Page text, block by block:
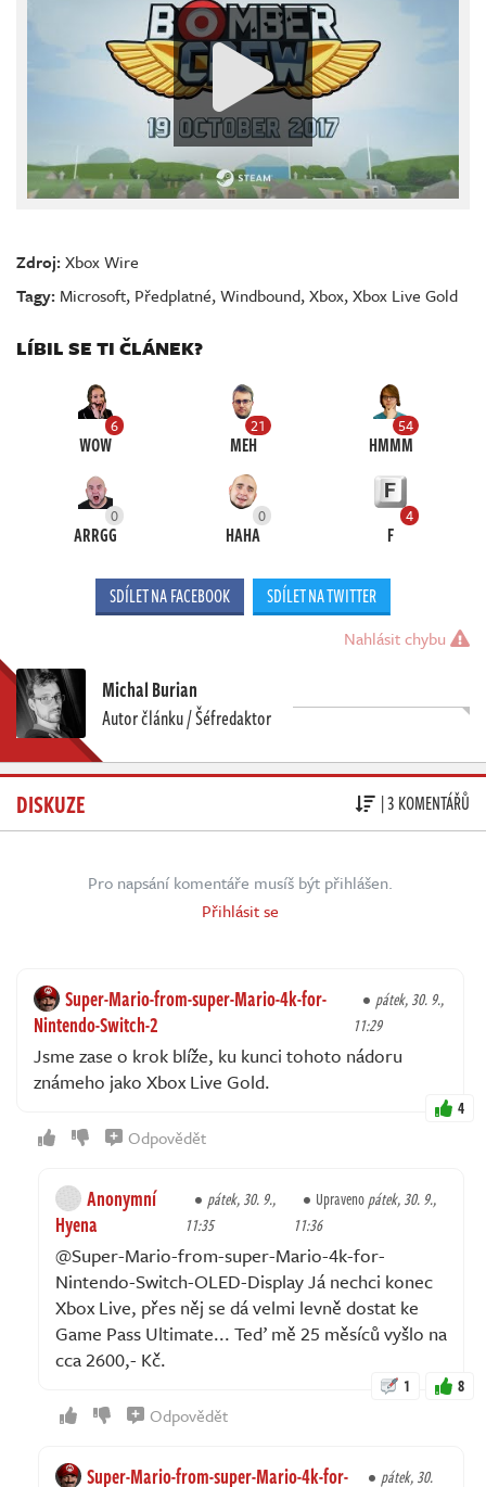
Zdroj:Xbox Wire
Tagy: Microsoft, Předplatné,Windbound,Xbox,Xbox Live Gold
LÍBIL SE TI ČLÁNEK?
6
WOW
21
MEH
54
HMMM
0
ARRGG
0
HAHA
4
F
SDÍLET NA FACEBOOK SDÍLET NA TWITTER
Nahlásit chybu
Michal Burian
Autor článku / Šéfredaktor
DISKUZE | 3 KOMENTÁŘŮ
Pro napsání komentáře musíš být přihlášen.
Přihlásit se
Super-Mario-from-super-Mario-4k-for-
Nintendo-Switch-2
pátek, 30. 9.,
11:29
Jsme zase o krok blíže, ku kunci tohoto nádoru
známeho jako Xbox Live Gold.
4
Odpovědět
Anonymní
Hyena
pátek, 30. 9.,
11:35
Upravenopátek, 30. 9.,
11:36
@Super-Mario-from-super-Mario-4k-for-
Nintendo-Switch-OLED-Display Já nechci konec
Xbox Live, přes něj se dá velmi levně dostat ke
Game Pass Ultimate... Teď mě 25 měsíců vyšlo na
cca 2600,- Kč.
1 8
Odpovědět
Super-Mario-from-super-Mario-4k-for- pátek, 30.